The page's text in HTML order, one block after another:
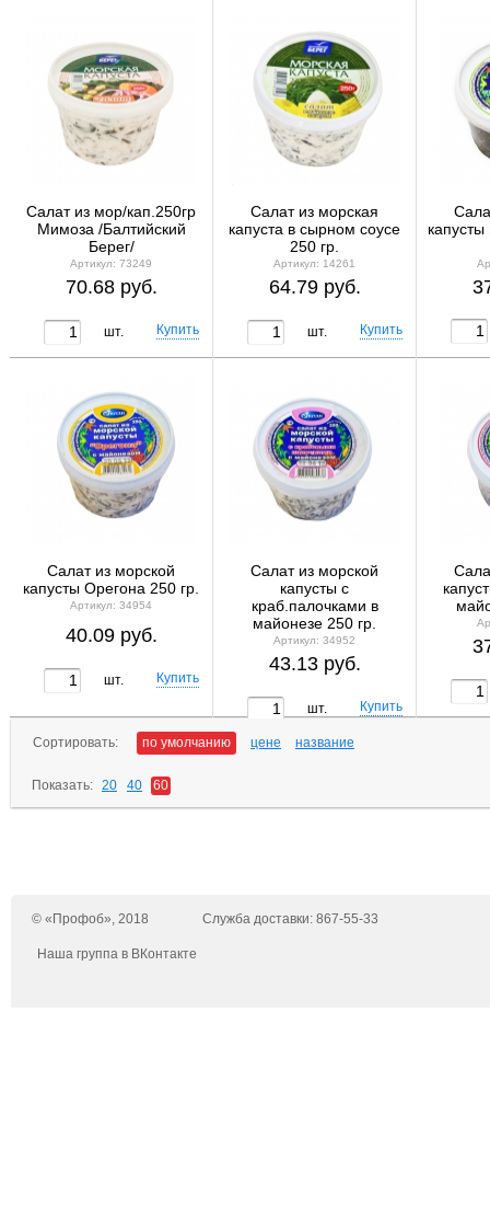
Салат из мор/кап.250гр
Мимоза /Балтийский
Берег/
Артикул: 73249
70.68 руб.
шт.
Салат из морская
капуста в сырном соусе
250 гр.
Артикул: 14261
64.79 руб.
шт.
Салат из морской
капусты Орегона 250 гр.
Артикул: 34954
40.09 руб.
шт.
Салат из морской
капусты с
краб.палочками в
майонезе 250 гр.
Артикул: 34952
43.13 руб.
шт.
Сортировать: по умолчанию цене название
Показать: 20 40 60
© «Профоб», 2018 Служба доставки: 867-55-33
Наша группа в ВКонтакте